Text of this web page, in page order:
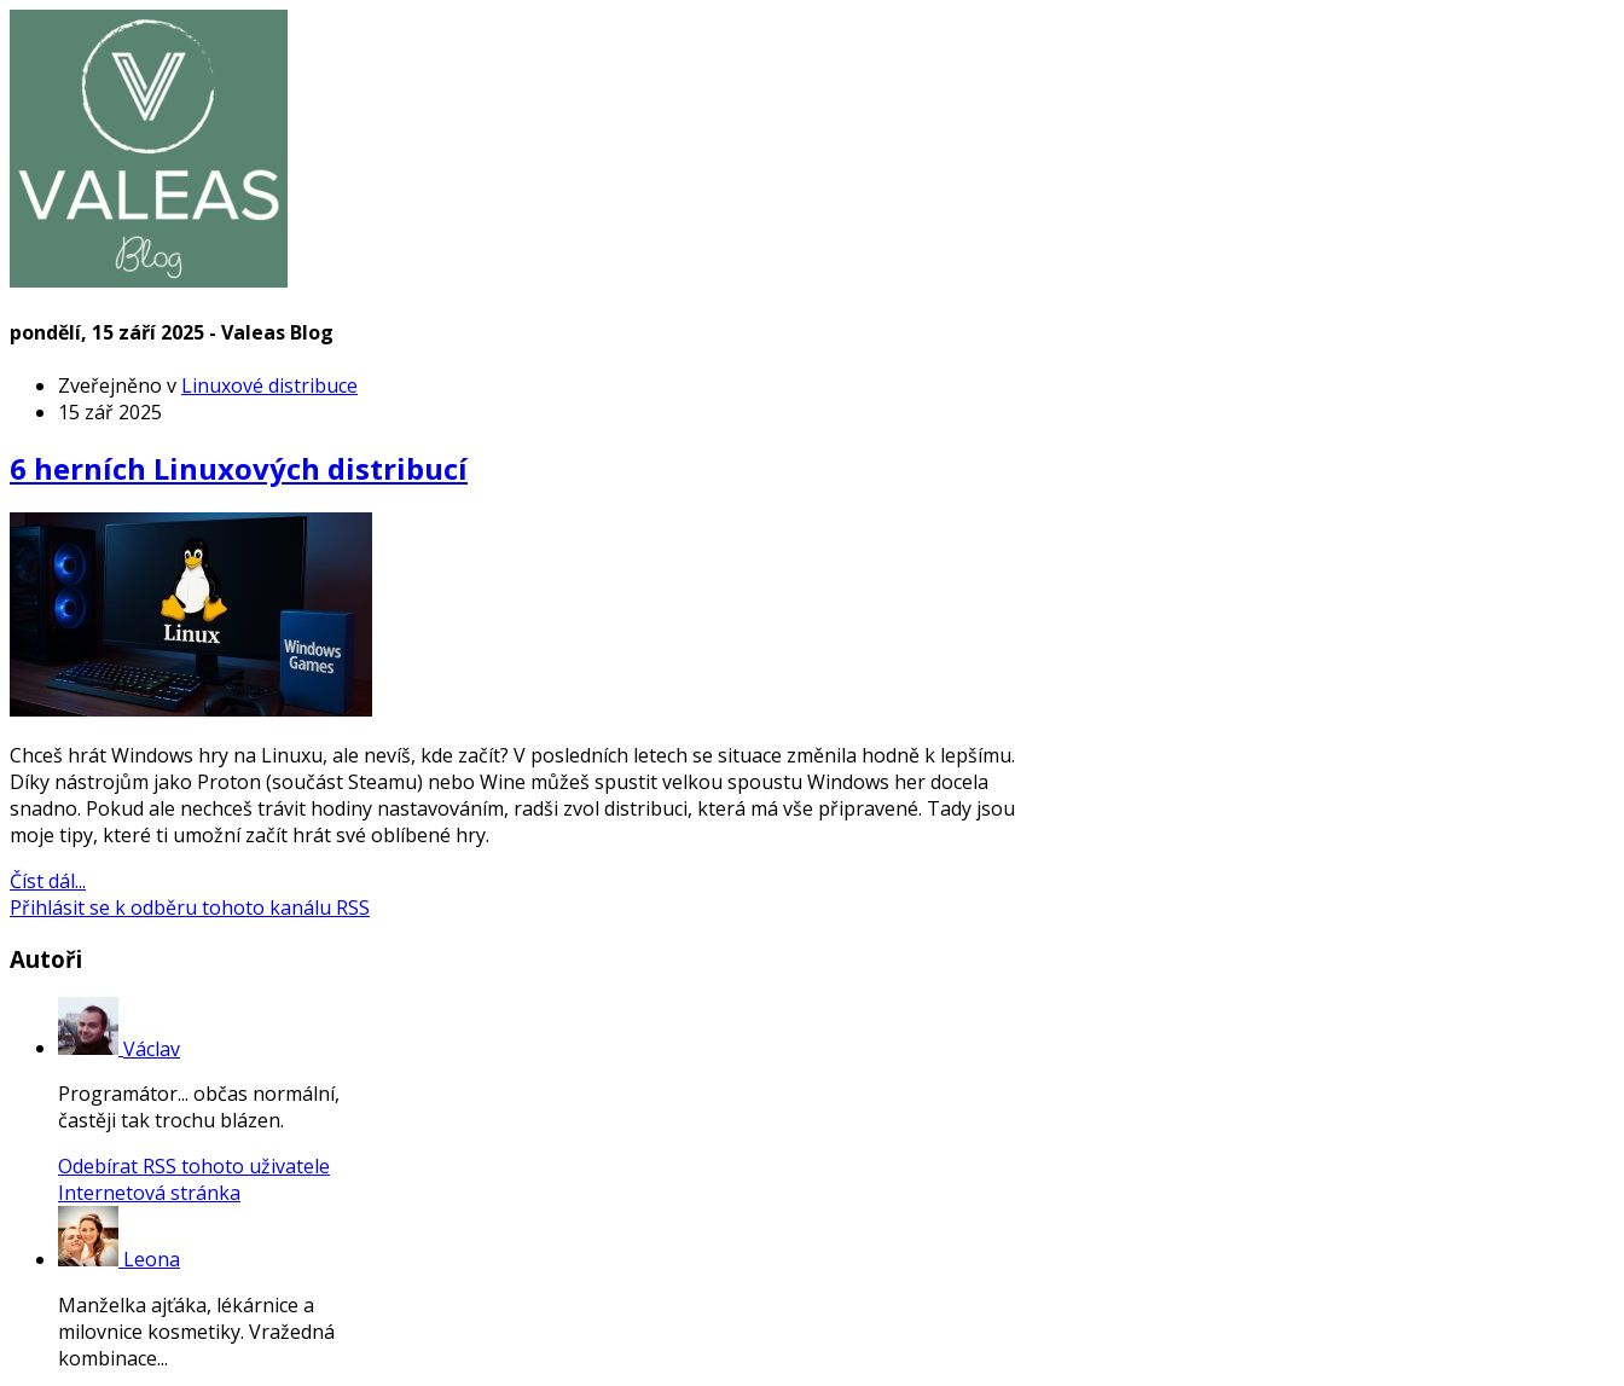
pondělí, 15 září 2025 - Valeas Blog
Zveřejněno v Linuxové distribuce
15 zář 2025
6 herních Linuxových distribucí
Chceš hrát Windows hry na Linuxu, ale nevíš, kde začít? V posledních letech se situace změnila hodně k lepšímu.
Díky nástrojům jako Proton (součást Steamu) nebo Wine můžeš spustit velkou spoustu Windows her docela
snadno. Pokud ale nechceš trávit hodiny nastavováním, radši zvol distribuci, která má vše připravené. Tady jsou
moje tipy, které ti umožní začít hrát své oblíbené hry.
Číst dál...
Přihlásit se k odběru tohoto kanálu RSS
Autoři
Václav
Programátor... občas normální,
častěji tak trochu blázen.
Odebírat RSS tohoto uživatele
Internetová stránka
Leona
Manželka ajťáka, lékárnice a
milovnice kosmetiky. Vražedná
kombinace...